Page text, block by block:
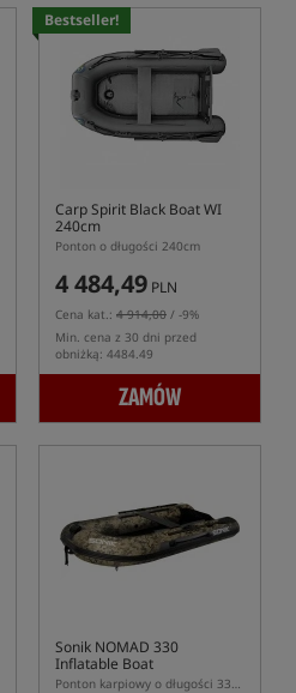
Bestseller!
Carp Spirit Black Boat WI
240cm
Ponton o długości 240cm
4 484,49 PLN
Cena kat.: 4 914,00 / -9%
Min. cena z 30 dni przed
obniżką: 4484.49
ZAMÓW
Sonik NOMAD 330
Inflatable Boat
Ponton karpiowy o długości 330cm